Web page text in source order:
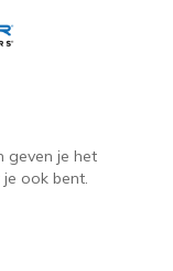
geven je het
ook bent.